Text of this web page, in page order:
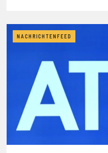
NACHRICHTENFEED